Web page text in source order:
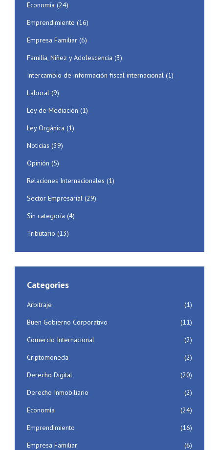
Economía (24)
Emprendimiento (16)
Empresa Familiar (6)
Familia, Niñez y Adolescencia (3)
Intercambio de información fiscal internacional (1)
Laboral (9)
Ley de Mediación (1)
Ley Orgánica (1)
Noticias (39)
Opinión (5)
Relaciones Internacionales (1)
Sector Empresarial (29)
Sin categoría (4)
Tributario (13)
Categories
Arbitraje
(1)
Buen Gobierno Corporativo
(11)
Comercio Internacional
(2)
Criptomoneda
(2)
Derecho Digital
(20)
Derecho Inmobiliario
(2)
Economía
(24)
Emprendimiento
(16)
Empresa Familiar
(6)